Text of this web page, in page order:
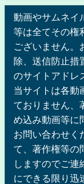
動画やサムネイ
等は全てその権
ございません。
除、送信防止措
のサイトアドレ
当サイトは各動
ておりません、
め込み動画等に
お問い合わせく
て、著作権等の
しますのでご連
にできる限り迅